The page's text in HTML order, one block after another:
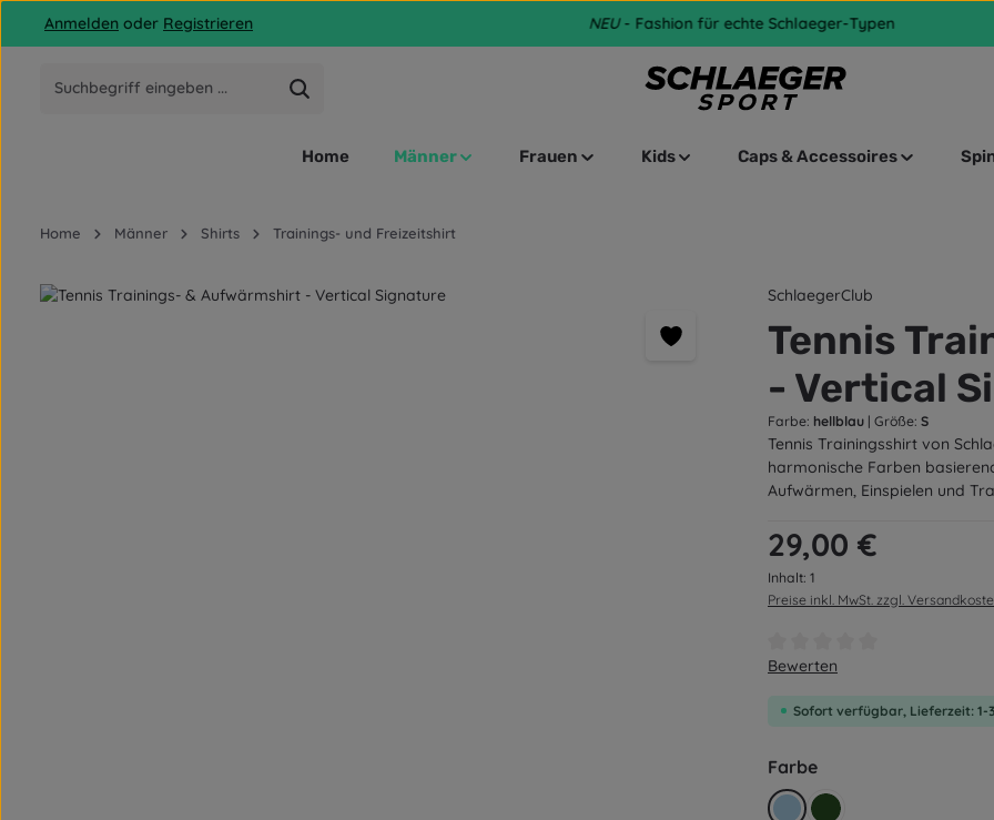
Hauptinhalt springen
Zur Suche springen
Zur Hauptnavigation springen
Anmelden oder Registrieren NEU- Fashion für echte Schlaeger-Typen
Home Männer Frauen Kids Caps & Accessoires
Home Männer Shirts Trainings- und Freizeitshirt
Bildergalerie überspringen SchlaegerClub
Tennis
- Vertical
Farbe: hellblau | Größe: S
Tennis Trainingsshirt von
harmonische Farben
Aufwärmen, Einspielen und
Regulärer Preis:
29,00 €
Inhalt: 1
Preise inkl. MwSt. zzgl.
Durchschnittliche Bewertung
Bewerten
Sofort verfügbar, Lieferzeit: 1-
Farbeauswählen